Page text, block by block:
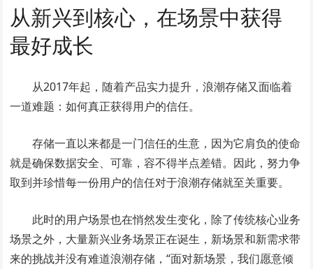
从新兴到核心，在场景中获得
最好成长
从2017年起，随着产品实力提升，浪潮存储又面临着
一道难题：如何真正获得用户的信任。
存储一直以来都是一门信任的生意，因为它肩负的使命
就是确保数据安全、可靠，容不得半点差错。因此，努力争
取到并珍惜每一份用户的信任对于浪潮存储就至关重要。
此时的用户场景也在悄然发生变化，除了传统核心业务
场景之外，大量新兴业务场景正在诞生，新场景和新需求带
来的挑战并没有难道浪潮存储，“面对新场景，我们愿意倾